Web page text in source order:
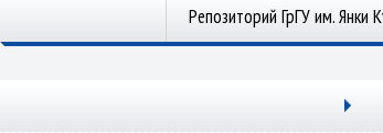
Репозиторий ГрГУ им. Янки